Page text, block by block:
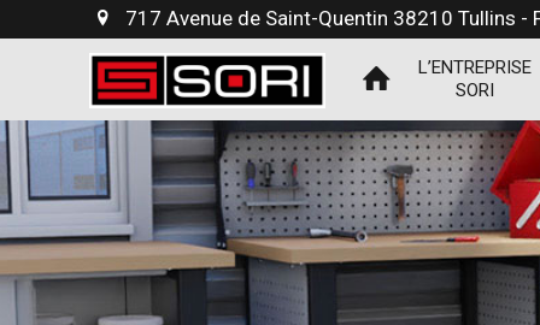
717 Avenue de Saint-Quentin 38210 Tullins -
L’ENTREPRISE
SORI